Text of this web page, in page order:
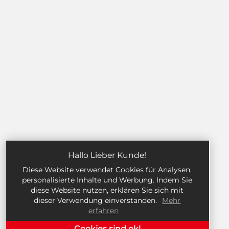
Hallo Lieber Kunde!
Diese Website verwendet Cookies für Analysen,
personalisierte Inhalte und Werbung. Indem Sie
diese Website nutzen, erklären Sie sich mit
dieser Verwendung einverstanden.
Mehr
erfahren